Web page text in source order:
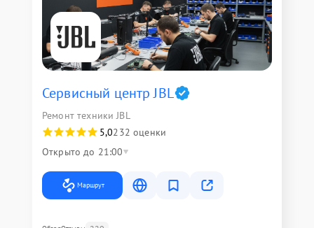
Сервисный центр JBL
Ремонт техники JBL
5,0232 оценки
Открыто до 21:00
Маршрут